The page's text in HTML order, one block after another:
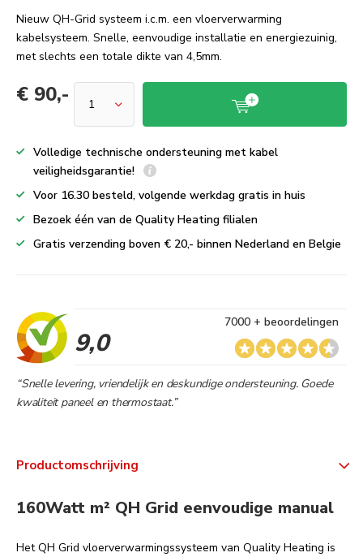
Nieuw QH-Grid systeem i.c.m. een vloerverwarming
kabelsysteem. Snelle, eenvoudige installatie en energiezuinig,
met slechts een totale dikte van 4,5mm.
€ 90,-
Volledige technische ondersteuning met kabel
veiligheidsgarantie!
Voor 16.30 besteld, volgende werkdag gratis in huis
Bezoek één van de Quality Heating filialen
Gratis verzending boven € 20,- binnen Nederland en Belgie
9,0
7000 + beoordelingen
“Snelle levering, vriendelijk en deskundige ondersteuning. Goede
kwaliteit paneel en thermostaat.”
Productomschrijving
160Watt m² QH Grid eenvoudige manual
Het QH Grid vloerverwarmingssysteem van Quality Heating is